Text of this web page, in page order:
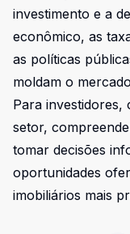
investimento e a
econômico, as
as políticas
moldam o
Para investidores,
setor,
tomar decisões
oportunidades
imobiliários mais